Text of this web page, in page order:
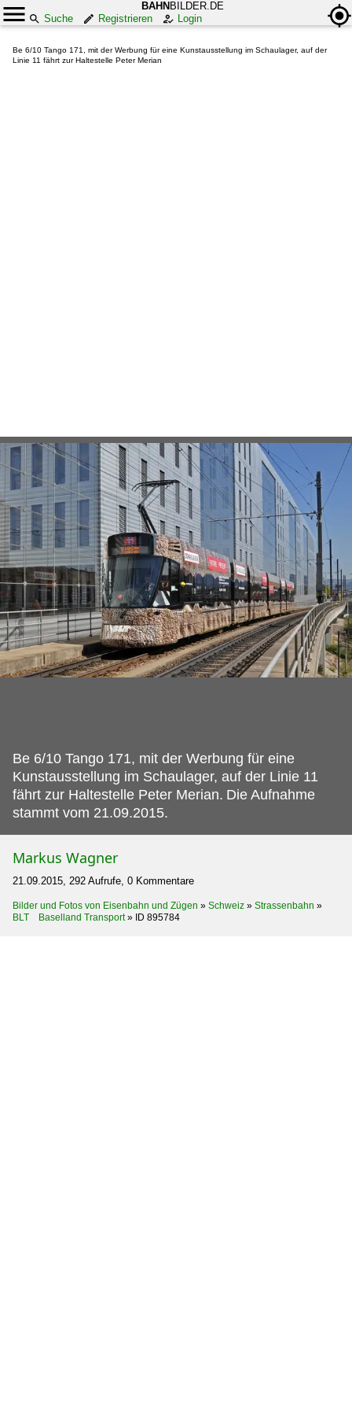
BAHN BILDER.DE
Suche
Registrieren Login
Be 6/10 Tango 171, mit der Werbung für eine Kunstausstellung im Schaulager, auf der
Linie 11 fährt zur Haltestelle Peter Merian
Be 6/10 Tango 171, mit der Werbung für eine
Kunstausstellung im Schaulager, auf der Linie 11
fährt zur Haltestelle Peter Merian. Die Aufnahme
stammt vom 21.09.2015.
Markus Wagner
21.09.2015, 292 Aufrufe, 0 Kommentare
Bilder und Fotos von Eisenbahn und Zügen » Schweiz » Strassenbahn »
BLT Baselland Transport» ID 895784